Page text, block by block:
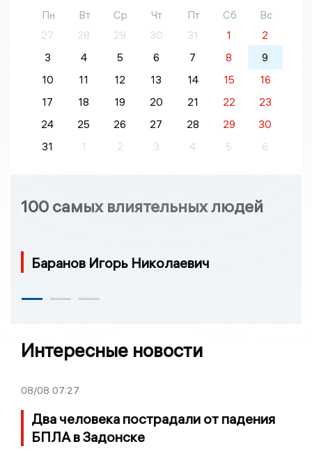
Пн Вт Ср Чт Пт Сб
Вс
27
28 29 30 31 1
2
3
4 5 6 7 8
9
10
11 12 13 14 15
16
17
18 19 20 21 22
23
24
25 26 27 28 29
30
31
1 2 3 4 5 6
100 самых влиятельных людей
Баранов Игорь Николаевич
Интересные новости
08/08 07:27
Два человека пострадали от падения
БПЛА в Задонске